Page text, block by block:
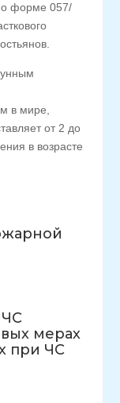
мерах
при ЧС
форме 057/
в мире,
от 2 до
в возрасте